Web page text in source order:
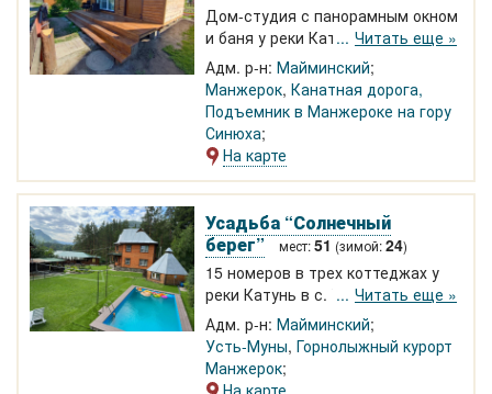
Дом-студия с панорамным окном
и баня у реки Катунь. Дом
отапливается, все удобства и
кухня, терраса с видом на реку.
Рядом курорт Манжерок,
подъемник, канатная дорога,
озеро, ОЭЗ Бирюзовая Катунь.
Размещение до 3х человек
круглый год.
Читать еще »
Адм. р-н: Майминский
Манжерок, Канатная дорога,
Подъемник в Манжероке на гору
Синюха
На карте
Усадьба “Солнечный
берег”
мест:51 (зимой:24)
15 номеров в трех коттеджах у
реки Катунь в с. Усть-Муны.
Парящие беседки над Катунью.
Рядом Камышлинский водопад,
горнолыжный курорт Манжерок с
канатной дорогой, аквапарк на
Читать еще »
Адм. р-н: Майминский
Усть-Муны, Горнолыжный курорт
Манжерок
На карте